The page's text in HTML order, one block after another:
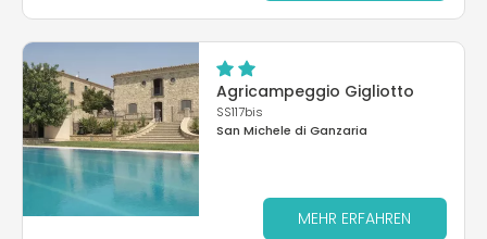
Agricampeggio Gigliotto
SS117bis
San Michele di Ganzaria
MEHR ERFAHREN